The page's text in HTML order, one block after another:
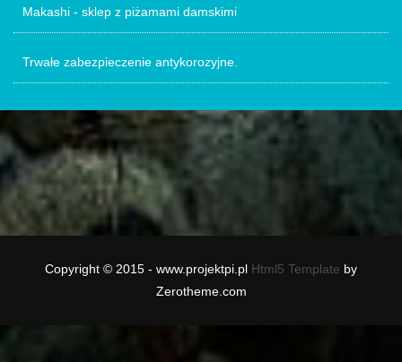
Makashi - sklep z piżamami damskimi
Trwałe zabezpieczenie antykorozyjne.
Copyright © 2015 - www.projektpi.pl Html5 Template by
Zerotheme.com